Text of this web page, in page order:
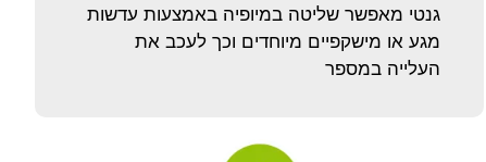
גנטי מאפשר שליטה במיופיה באמצעות עדשות
מגע או מישקפיים מיוחדים וכך לעכב את
העלייה במספר